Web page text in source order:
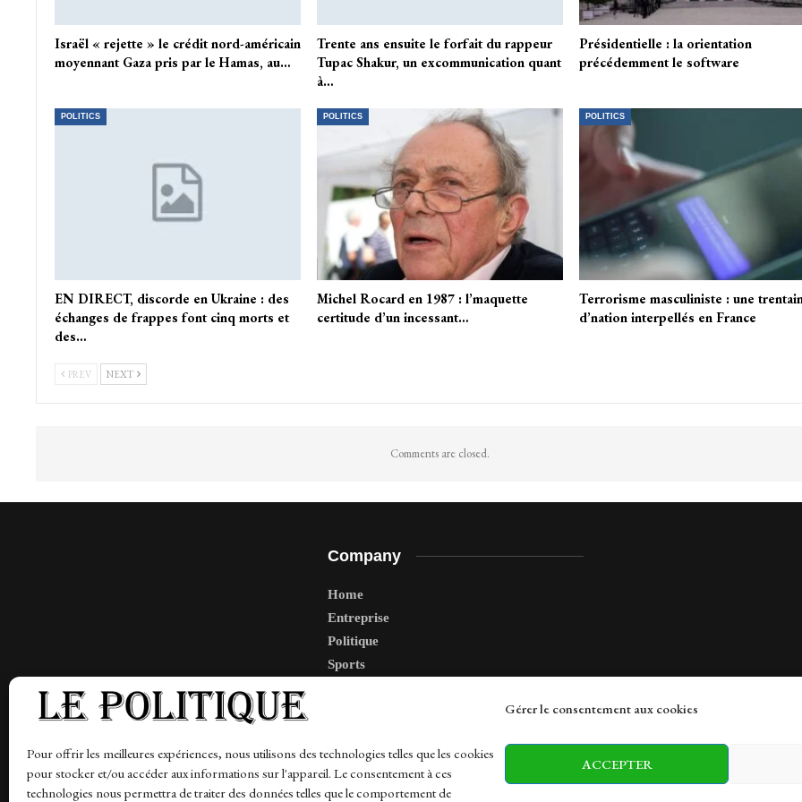
Gérer le consentement aux cookies
Pour offrir les meilleures expériences, nous utilisons des technologies telles que les cookies
pour stocker et/ou accéder aux informations sur l'appareil. Le consentement à ces
technologies nous permettra de traiter des données telles que le comportement de
ACCEPTER
Israël « rejette » le crédit nord-américain
moyennant Gaza pris par le Hamas, au…
Trente ans ensuite le forfait du rappeur
Tupac Shakur, un excommunication quant
à…
Présidentielle : la orientation
précédemment le software
POLITICS
EN DIRECT, discorde en Ukraine : des
échanges de frappes font cinq morts et
des…
POLITICS
Michel Rocard en 1987 : l’maquette
certitude d’un incessant…
POLITICS
Terrorisme masculiniste : une
d’nation interpellés en France
PREV NEXT
Comments are closed.
Company
Home
Entreprise
Politique
Sports